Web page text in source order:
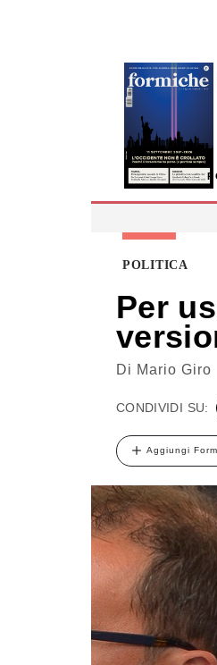
POLITICA
Per
Di Mario Giro
CONDIVIDI SU:
Aggiungi